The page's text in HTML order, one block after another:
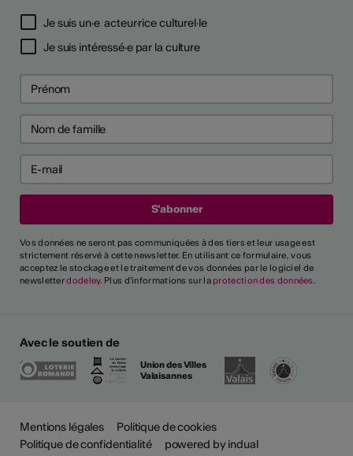
Je suis un·e acteur·rice culturel·le
Je suis intéressé·e par la culture
Vos données ne seront pas communiquées à des tiers et leur usage est
strictement réservé à cette newsletter. En utilisant ce formulaire, vous
acceptez le stockage et le traitement de vos données par le logiciel de
newsletterdodeley. Plus d'informations sur la protection des données.
Avec le soutien de
Union des Villes
Valaisannes
Mentions légales
Politique de cookies
Politique de confidentialité
powered by indual